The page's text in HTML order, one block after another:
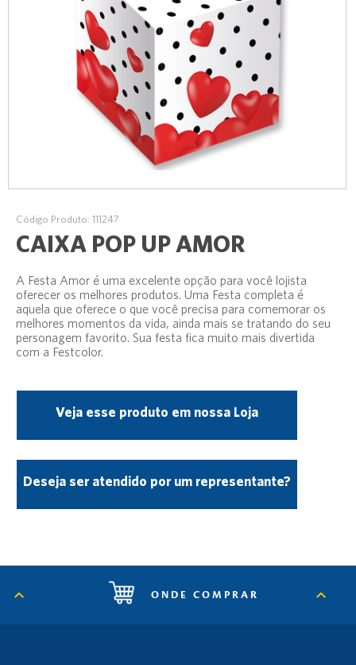
Código Produto: 111247
CAIXA POP UP AMOR
A Festa Amor é uma excelente opção para você lojista
oferecer os melhores produtos. Uma Festa completa é
aquela que oferece o que você precisa para comemorar os
melhores momentos da vida, ainda mais se tratando do seu
personagem favorito. Sua festa fica muito mais divertida
com a Festcolor.
Veja esse produto em nossa Loja
Deseja ser atendido por um representante?
ONDE COMPRAR